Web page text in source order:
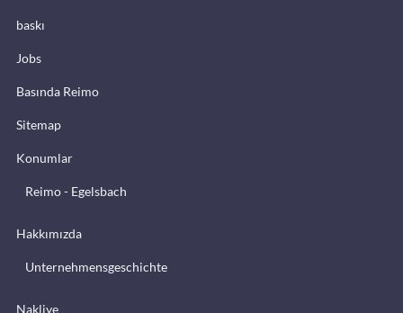
baskı
Jobs
Basında Reimo
Sitemap
Konumlar
Reimo - Egelsbach
Hakkımızda
Unternehmensgeschichte
Nakliye